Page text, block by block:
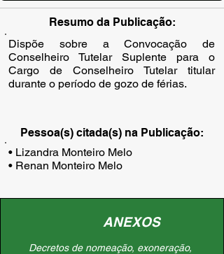
Resumo da Publicação:
Dispõe sobre a Convocação de
Conselheiro Tutelar Suplente para o
Cargo de Conselheiro Tutelar titular
durante o período de gozo de férias.
Pessoa(s) citada(s) na Publicação:
• Lizandra Monteiro Melo
• Renan Monteiro Melo
ANEXOS
Decretos de nomeação, exoneração,